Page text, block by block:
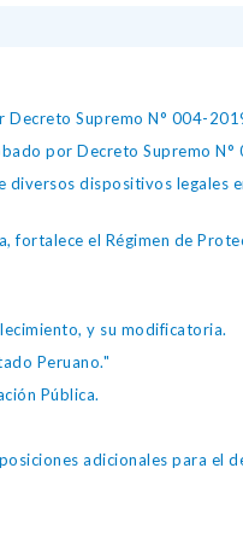
Supremo N° 004-
por Decreto Supremo N°
dispositivos legales
fortalece el Régimen de
y su modificatoria.
Peruano."
Pública.
adicionales para el